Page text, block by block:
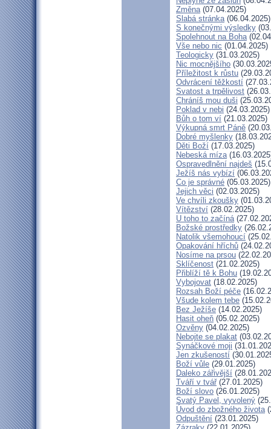
Změna(07.04.2025)
Slabá stránka(06.04.2025)
S konečnými výsledky
Spolehnout na Boha
Vše nebo nic (01.04.2025)
Teologicky (31.03.2025)
Nic mocnějšího
Příležitost k růstu
Odvrácení těžkostí
Svatost a trpělivost
Chráníš mou duši
Poklad v nebi (24.03.2025)
Bůh o tom ví (21.03.2025)
Výkupná smrt Páně
Dobré myšlenky
Děti Boží (17.03.2025)
Nebeská míza
Ospravedlnění najdeš
Ježíš nás vybízí
Co je správné (05.03.2025)
Jejich věci (02.03.2025)
Ve chvíli zkoušky
Vítězství (28.02.2025)
U toho to začíná
Božské prostředky
Natolik všemohoucí
Opakování hříchů
Nosíme na prsou
Sklíčenost (21.02.2025)
Přiblíží tě k Bohu
Vybojovat (18.02.2025)
Rozsah Boží péče
Všude kolem tebe
Bez Ježíše (14.02.2025)
Hasit oheň (05.02.2025)
Ozvěny (04.02.2025)
Nebojte se plakat
Synáčkové moji
Jen zkušeností
Boží vůle (29.01.2025)
Daleko zářivější
Tváří v tvář(27.01.2025)
Boží slovo (26.01.2025)
Svatý Pavel, vyvolený
Úvod do zbožného života
Odpuštění (23.01.2025)